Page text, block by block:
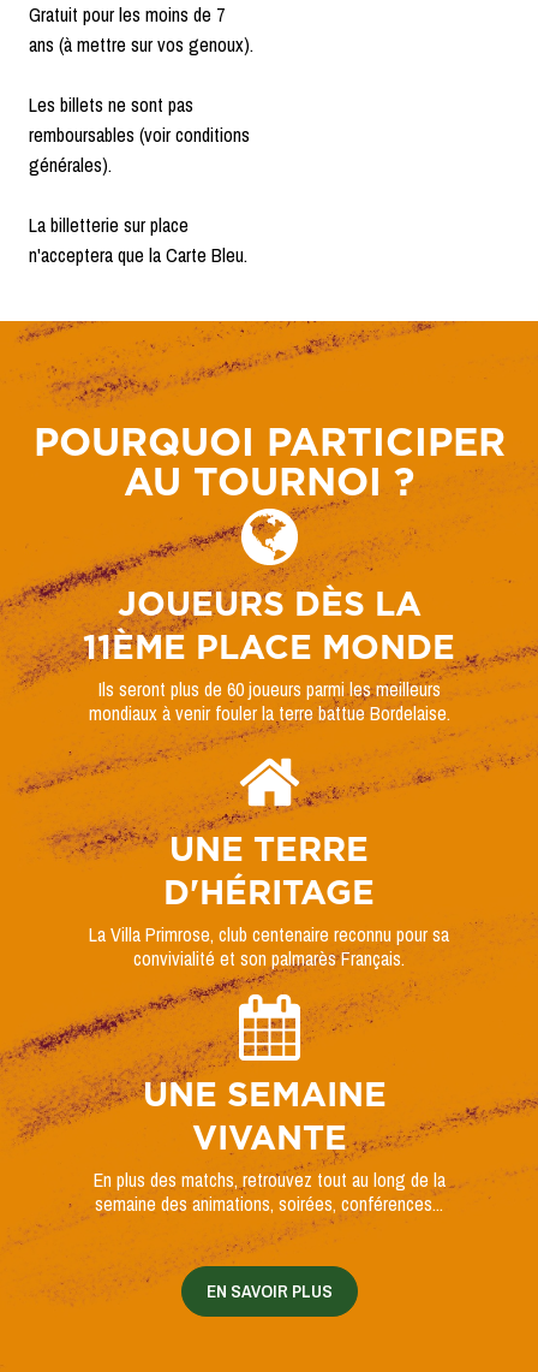
Gratuit pour les moins de 7
ans (à mettre sur vos genoux).
Les billets ne sont pas
remboursables (voir conditions
générales).
La billetterie sur place
n'acceptera que la Carte Bleu.
POURQUOI PARTICIPER
AU TOURNOI ?
JOUEURS DÈS LA
11ÈME PLACE MONDE
Ils seront plus de 60 joueurs parmi les meilleurs
mondiaux à venir fouler la terre battue Bordelaise.
UNE TERRE
D'HÉRITAGE
La Villa Primrose, club centenaire reconnu pour sa
convivialité et son palmarès Français.
UNE SEMAINE
VIVANTE
En plus des matchs, retrouvez tout au long de la
semaine des animations, soirées, conférences...
EN SAVOIR PLUS